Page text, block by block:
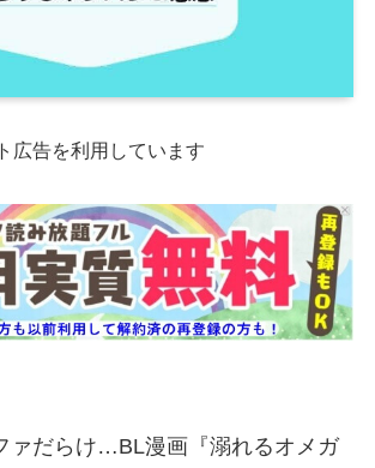
広告を利用しています
ァだらけ…BL漫画『溺れるオメガ